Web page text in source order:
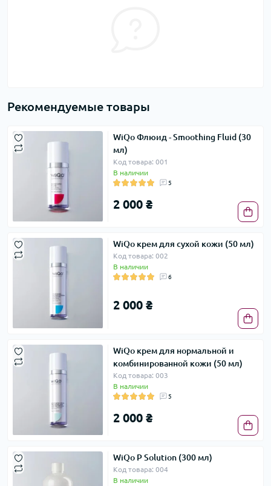
Рекомендуемые товары
WiQо Флюид - Smoothing Fluid (30
мл)
Код товара: 001
В наличии
5
2 000 ₴
WiQо крем для сухой кожи (50 мл)
Код товара: 002
В наличии
6
2 000 ₴
WiQo крем для нормальной и
комбинированной кожи (50 мл)
Код товара: 003
В наличии
5
2 000 ₴
WiQо P Solution (300 мл)
Код товара: 004
В наличии